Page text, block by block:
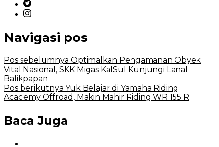
Navigasi pos
Pos sebelumnya Optimalkan Pengamanan Obyek
Vital Nasional, SKK Migas KalSul Kunjungi Lanal
Balikpapan
Pos berikutnya Yuk Belajar di Yamaha Riding
Academy Offroad, Makin Mahir Riding WR 155 R
Baca Juga